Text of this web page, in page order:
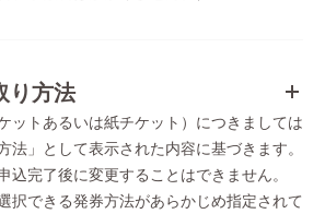
り方法
ットあるいは紙チケット）につきましては
法」として表示された内容に基づきます。
込完了後に変更することはできません。
択できる発券方法があらかじめ指定されて